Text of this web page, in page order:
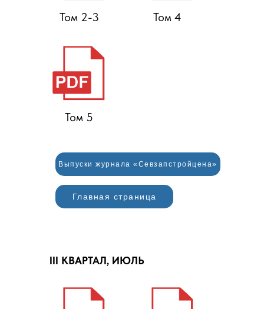
Том 2-3 Том 4
Том 5
Главная страница
Выпуски журнала «Севзапстройцена»
III КВАРТАЛ, ИЮЛЬ